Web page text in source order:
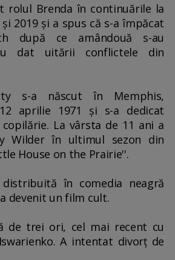
rolul Brenda în continuările la
2019 şi a spus că s-a împăcat
după ce amândouă s-au
dat uitării conflictele din
s-a născut în Memphis,
aprilie 1971 şi s-a dedicat
La vârsta de 11 ani a
Wilder în ultimul sezon din
House on the Prairie''.
în comedia neagră
devenit un film cult.
de trei ori, cel mai recent cu
A intentat divorţ de